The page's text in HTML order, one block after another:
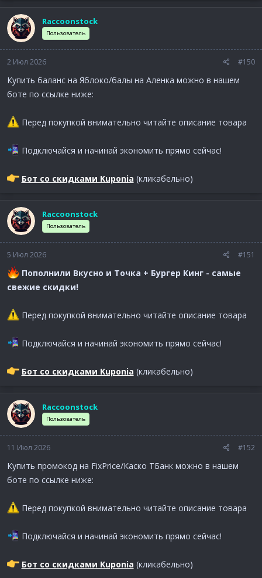
Raccoonstock
Пользователь
2 Июл 2026 #150
Купить баланс на Яблоко/балы на Аленка можно в нашем
боте по ссылке ниже:
Перед покупкой внимательно читайте описание товара
Подключайся и начинай экономить прямо сейчас!
Бот со скидками Kuponia (кликабельно)
Raccoonstock
Пользователь
5 Июл 2026 #151
Пополнили Вкусно и Точка + Бургер Кинг - самые
свежие скидки!
Перед покупкой внимательно читайте описание товара
Подключайся и начинай экономить прямо сейчас!
Бот со скидками Kuponia (кликабельно)
Raccoonstock
Пользователь
11 Июл 2026 #152
Купить промокод на FixPrice/Каско ТБанк можно в нашем
боте по ссылке ниже:
Перед покупкой внимательно читайте описание товара
Подключайся и начинай экономить прямо сейчас!
Бот со скидками Kuponia (кликабельно)